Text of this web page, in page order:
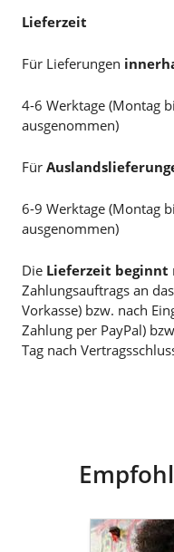
Lieferzeit
Für Lieferungen
4-6 Werktage (Montag
ausgenommen)
Für
6-9 Werktage (Montag
ausgenommen)
Die Lieferzeit beginnt
Zahlungsauftrags an
Vorkasse) bzw. nach
Zahlung per PayPal)
Tag nach
goldmarie